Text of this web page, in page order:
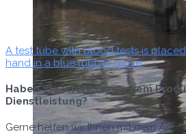
A test tube with blood tests is
hand in a blue rubber glove
Haben Sie interesse an dem
Dienstleistung?
Gerne helfen wir Ihnen mit dem